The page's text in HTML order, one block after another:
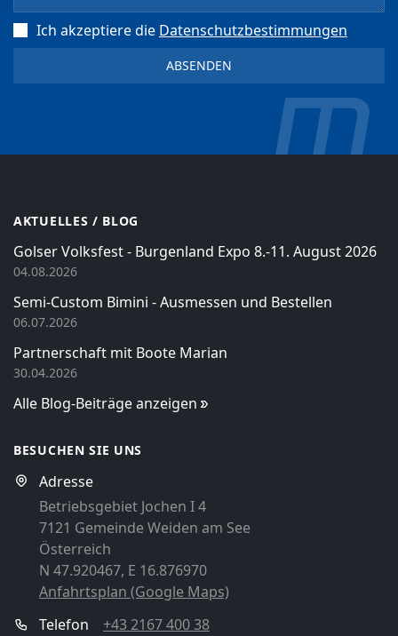
Ich akzeptiere die Datenschutz­bestimmungen
AKTUELLES / BLOG
Golser Volksfest - Burgenland Expo 8.-11. August 2026
04.08.2026
Semi-Custom Bimini - Ausmessen und Bestellen
06.07.2026
Partnerschaft mit Boote Marian
30.04.2026
Alle Blog-Beiträge anzeigen
BESUCHEN SIE UNS
Adresse
Betriebsgebiet Jochen I 4
7121 Gemeinde Weiden am See
Österreich
N 47.920467, E 16.876970
Anfahrtsplan (Google Maps)
Telefon
+43 2167 400 38